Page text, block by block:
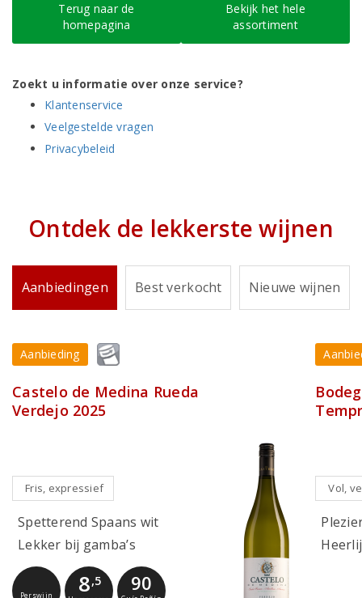
Terug naar de
homepagina
Bekijk het hele
assortiment
Zoekt u informatie over onze service?
Klantenservice
Veelgestelde vragen
Privacybeleid
Ontdek de lekkerste wijnen
Aanbiedingen Best verkocht Nieuwe wijnen
Aanbieding
Castelo de Medina Rueda
Verdejo 2025
Fris, expressief
Spetterend Spaans wit
Lekker bij gamba’s
Perswijn 8,5 90
Vol,